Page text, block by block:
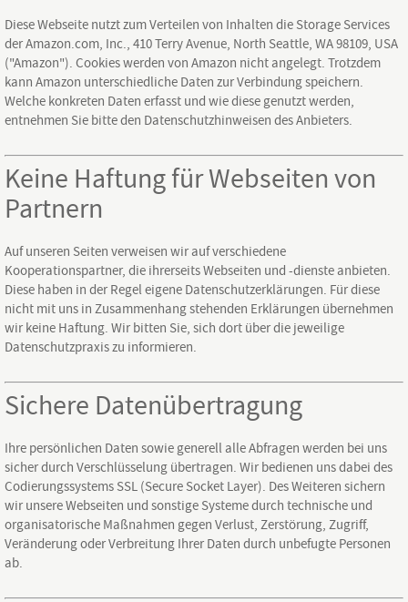
Diese Webseite nutzt zum Verteilen von Inhalten die Storage Services
der Amazon.com, Inc., 410 Terry Avenue, North Seattle, WA 98109, USA
("Amazon"). Cookies werden von Amazon nicht angelegt. Trotzdem
kann Amazon unterschiedliche Daten zur Verbindung speichern.
Welche konkreten Daten erfasst und wie diese genutzt werden,
entnehmen Sie bitte den Datenschutzhinweisen des Anbieters.
Keine Haftung für Webseiten von
Partnern
Auf unseren Seiten verweisen wir auf verschiedene
Kooperationspartner, die ihrerseits Webseiten und -dienste anbieten.
Diese haben in der Regel eigene Datenschutzerklärungen. Für diese
nicht mit uns in Zusammenhang stehenden Erklärungen übernehmen
wir keine Haftung. Wir bitten Sie, sich dort über die jeweilige
Datenschutzpraxis zu informieren.
Sichere Datenübertragung
Ihre persönlichen Daten sowie generell alle Abfragen werden bei uns
sicher durch Verschlüsselung übertragen. Wir bedienen uns dabei des
Codierungssystems SSL (Secure Socket Layer). Des Weiteren sichern
wir unsere Webseiten und sonstige Systeme durch technische und
organisatorische Maßnahmen gegen Verlust, Zerstörung, Zugriff,
Veränderung oder Verbreitung Ihrer Daten durch unbefugte Personen
ab.